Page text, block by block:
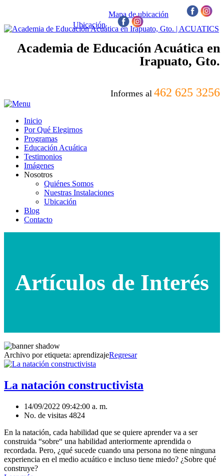
Mapa de ubicación
Ubicación /
Academia de Educación Acuática en
Irapuato, Gto.
Informes al 462 625 3256
Inicio
Por Qué Elegirnos
Programas
Educación Acuática
Testimonios
Imágenes
Nosotros
Quiénes Somos
Nuestras Instalaciones
Ubicación
Blog
Contacto
Artículos de Interés
Archivo por etiqueta: aprendizajeRegresar
La natación constructivista
14/09/2022 09:42:00 a. m.
No. de visitas 4824
En la natación, cada habilidad que se quiere aprender va a ser
construida “sobre“ una habilidad anteriormente aprendida o
recordada. Pero, ¿qué sucede cuando una persona no tiene ninguna
experiencia en el medio acuático e incluso tiene miedo? ¿Sobre qué
construye?